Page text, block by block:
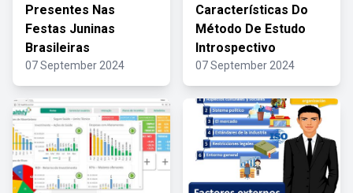
Presentes Nas
Festas Juninas
Brasileiras
07 September 2024
Características Do
Método De Estudo
Introspectivo
07 September 2024